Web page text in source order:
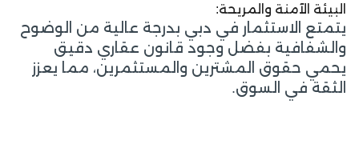
البيئة الآمنة والمريحة:
يتمتع الاستثمار في دبي بدرجة عالية من الوضوح
والشفافية بفضل وجود قانون عقاري دقيق
يحمي حقوق المشترين والمستثمرين، مما يعزز
الثقة في السوق.